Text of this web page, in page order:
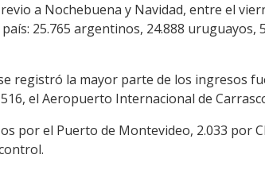
a Nochebuena y Navidad, entre el
25.765 argentinos, 24.888 uruguayos,
registró la mayor parte de los ingresos
el Aeropuerto Internacional de
por el Puerto de Montevideo, 2.033 por